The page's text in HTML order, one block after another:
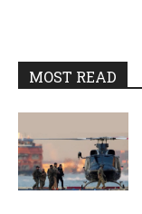
MOST READ